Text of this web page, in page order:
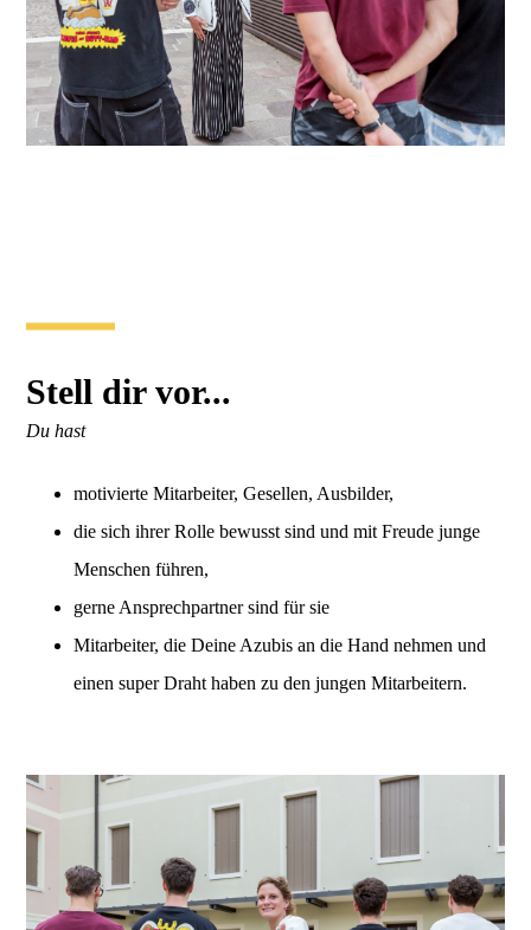
Stell dir vor...
Du hast
motivierte Mitarbeiter, Gesellen, Ausbilder,
die sich ihrer Rolle bewusst sind und mit Freude junge
Menschen führen,
gerne Ansprechpartner sind für sie
Mitarbeiter, die Deine Azubis an die Hand nehmen und
einen super Draht haben zu den jungen Mitarbeitern.